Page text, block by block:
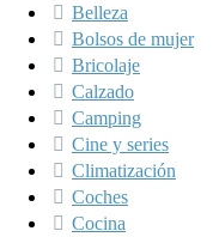
Belleza
Bolsos de mujer
Bricolaje
Calzado
Camping
Cine y series
Climatización
Coches
Cocina